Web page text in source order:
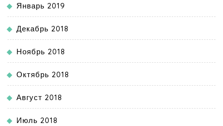
Январь 2019
Декабрь 2018
Ноябрь 2018
Октябрь 2018
Август 2018
Июль 2018